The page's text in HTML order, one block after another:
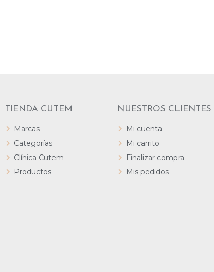
TIENDA CUTEM
Marcas
Categorías
Clínica Cutem
Productos
NUESTROS CLIENTES
Mi cuenta
Mi carrito
Finalizar compra
Mis pedidos